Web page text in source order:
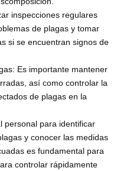
inspecciones regulares
de plagas y tomar
si se encuentran signos de
Es importante mantener
así como controlar la
de plagas en la
personal para identificar
y conocer las medidas
es fundamental para
controlar rápidamente